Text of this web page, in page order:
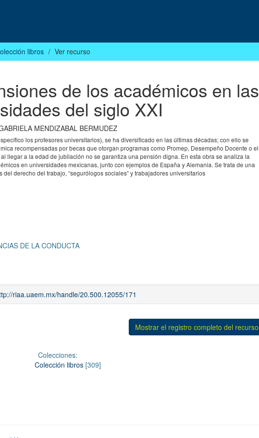
libros Ver recurso
de los académicos en las
del siglo XXI
MENDIZABAL BERMUDEZ
los profesores universitarios), se ha diversificado en las últimas décadas; con ello se
recompensadas por becas que otorgan programas como Promep, Desempeño Docente o el
llegar a la edad de jubilación no se garantiza una pensión digna. En esta obra se analiza la
en universidades mexicanas, junto con ejemplos de España y Alemania. Se trata de una
derecho del trabajo, “segurólogos sociales” y trabajadores universitarios
DE LA CONDUCTA
riaa.uaem.mx/handle/20.500.12055/171
Mostrar el registro completo del recurso
Colecciones:
Colección libros[309]